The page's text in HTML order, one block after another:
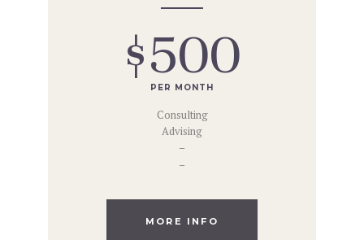
$500
PER MONTH
Consulting
Advising
–
–
MORE INFO